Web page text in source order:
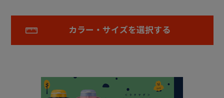
カラー・サイズを選択する